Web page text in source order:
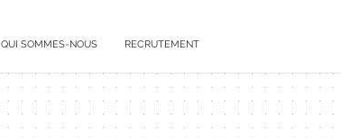
QUI SOMMES-NOUS RECRUTEMENT